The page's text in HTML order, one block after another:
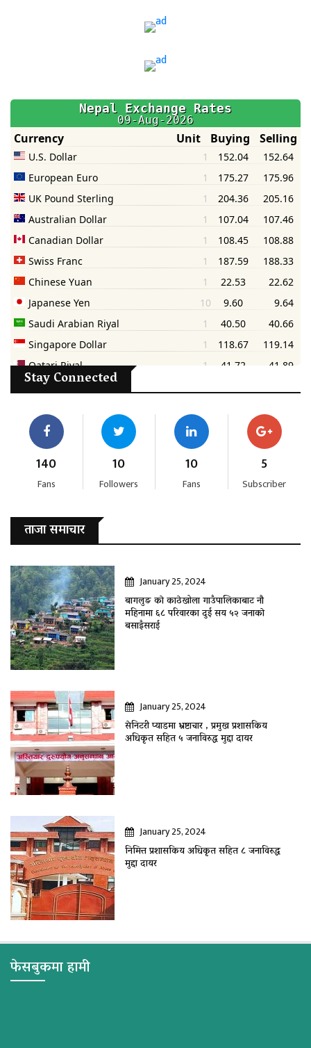
Stay Connected
140
Fans
10
Followers
10
Fans
5
Subscriber
ताजा समाचार
January 25, 2024
बागलुङ काे काठेखोला गाउँपालिकाबाट नौ
महिनामा ६८ परिवारका दुई सय ५२ जनाकाे
बसाइँसराई
January 25, 2024
सेनिटरी प्याडमा भ्रष्टाचार , प्रमुख प्रशासकिय
अधिकृत सहित ५ जनाविरुद्ध मुद्दा दायर
January 25, 2024
निमित्त प्रशासकिय अधिकृत सहित ८ जनाविरुद्ध
मुद्दा दायर
फेसबुकमा हामी